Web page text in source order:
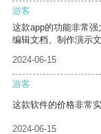
游客
这款app的功能非常
编辑文档、制作演示
2024-06-15
游客
这款软件的价格非常
2024-06-15